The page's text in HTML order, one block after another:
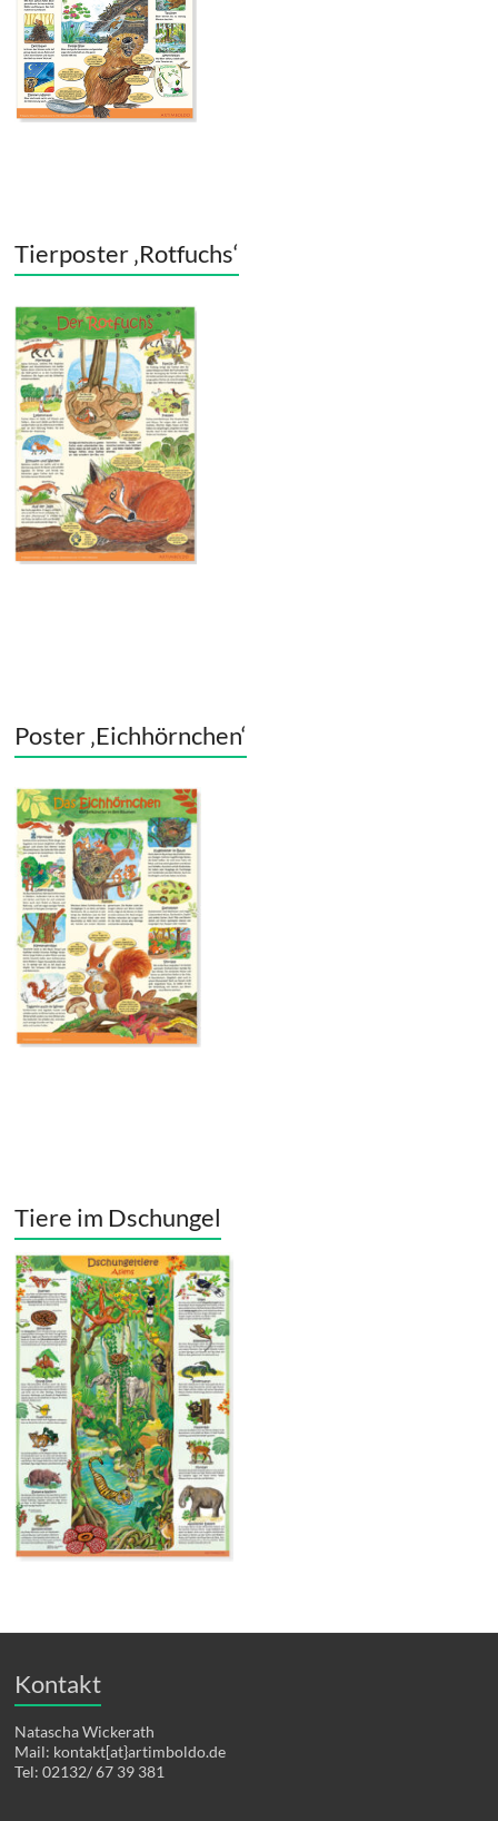
Tierposter ‚Rotfuchs‘
Poster ‚Eichhörnchen‘
Tiere im Dschungel
Kontakt
Natascha Wickerath
Mail: kontakt[at}artimboldo.de
Tel: 02132/ 67 39 381